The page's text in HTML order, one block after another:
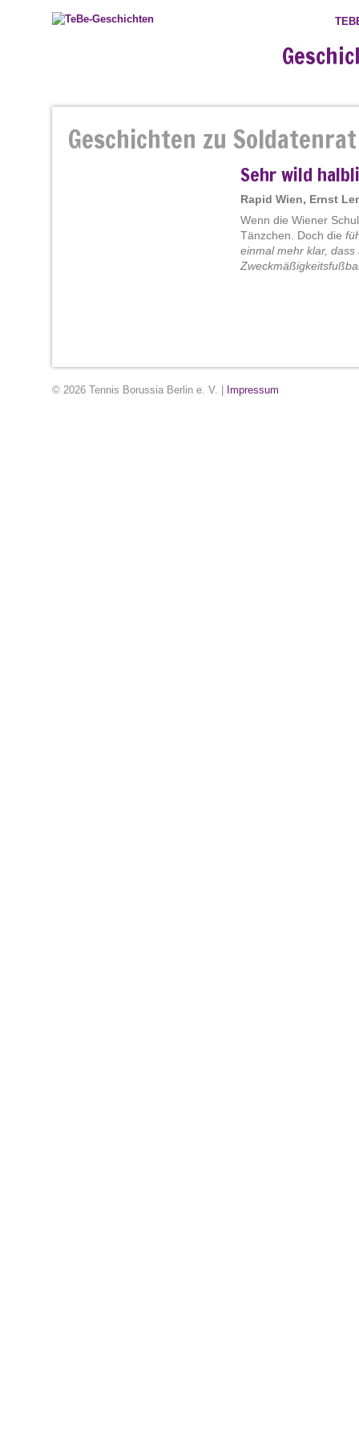
Geschichten zu Soldatenrat
Sehr wild
Rapid Wien, Ernst
Wenn die Wiener
Tänzchen. Doch die
einmal mehr klar,
© 2026 Tennis Borussia Berlin e. V. | Impressum